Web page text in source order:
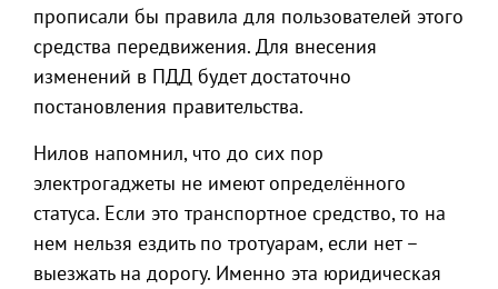
прописали бы правила для пользователей этого
средства передвижения. Для внесения
изменений в ПДД будет достаточно
постановления правительства.
Нилов напомнил, что до сих пор
электрогаджеты не имеют определённого
статуса. Если это транспортное средство, то на
нем нельзя ездить по тротуарам, если нет –
выезжать на дорогу. Именно эта юридическая